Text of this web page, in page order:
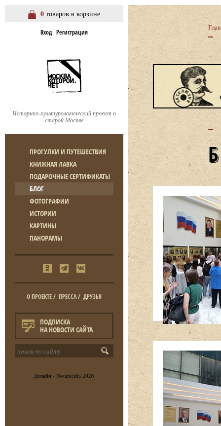
0 товаров в корзине
Вход Регистрация
Историко-культурологический проект о
старой Москве
ПРОГУЛКИ И ПУТЕШЕСТВИЯ
КНИЖНАЯ ЛАВКА
ПОДАРОЧНЫЕ СЕРТИФИКАТЫ
БЛОГ
ФОТОГРАФИИ
ИСТОРИИ
КАРТИНЫ
ПАНОРАМЫ
О ПРОЕКТЕ/ ПРЕССА/ ДРУЗЬЯ
ПОДПИСКА
НА НОВОСТИ САЙТА
Дизайн - Notamedia 2026